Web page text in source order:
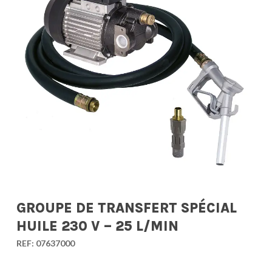
GROUPE DE TRANSFERT SPÉCIAL
HUILE 230 V – 25 L/MIN
REF: 07637000